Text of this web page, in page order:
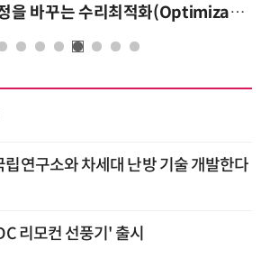
AI 시대의 의사결정을 바꾸는 수리최적화(Optimization): 실제 산업 적용 사례와 활용 전략
립연구소와 차세대 난방 기술 개발한다
리모컨 선풍기' 출시